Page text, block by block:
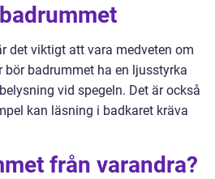
det viktigt att vara medveten om
badrummet ha en ljusstyrka
vid spegeln. Det är också
kan läsning i badkaret kräva
från varandra?